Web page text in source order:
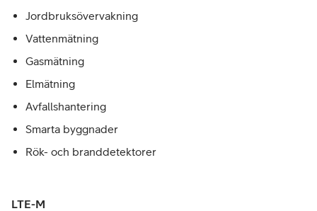
Jordbruksövervakning
Vattenmätning
Gasmätning
Elmätning
Avfallshantering
Smarta byggnader
Rök- och branddetektorer
LTE-M